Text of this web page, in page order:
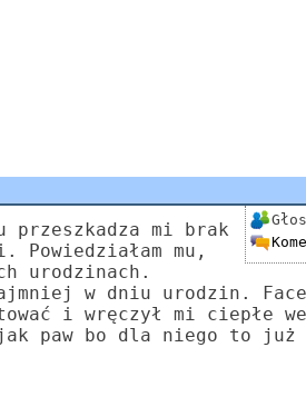
przeszkadza mi brak
mu,
urodzinach.
w dniu urodzin.
i wręczył mi ciepłe
paw bo dla niego to już